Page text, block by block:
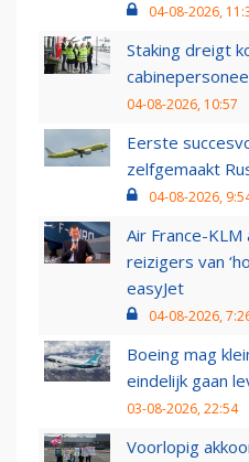
04-08-2026,
Staking dreigt
04-08-2026, 10:57
Eerste
zelfgemaakt
04-08-2026,
Air France-
reizigers van
easyJet
04-08-2026,
Boeing mag
eindelijk gaan
03-08-2026, 22:54
Voorlopig